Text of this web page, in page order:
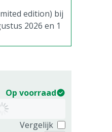
edition) bij
2026 en 1
Op voorraad
Vergelijk